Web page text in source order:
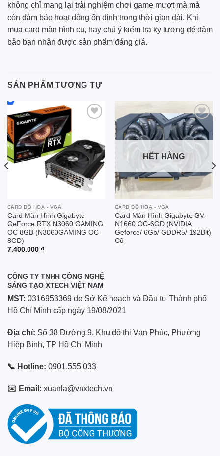
không chỉ mang lại trải nghiệm chơi game mượt mà mà
còn đảm bảo hoạt động ổn định trong thời gian dài. Khi
mua card màn hình cũ, hãy chú ý kiểm tra kỹ lưỡng để đảm
bảo bạn nhận được sản phẩm đáng giá.
SẢN PHẨM TƯƠNG TỰ
CARD ĐỒ HOẠ - VGA
Card Màn Hình Gigabyte
GeForce RTX N3060 GAMING
OC 8GB (N3060GAMING OC-
8GD)
7.400.000 ₫
Add to
wishlist
HẾT HÀNG
CARD ĐỒ HOẠ - VGA
Card Màn Hình Gigabyte GV-
N1660 OC-6GD (NVIDIA
Geforce/ 6Gb/ GDDR5/ 192Bit)
Cũ
CÔNG TY TNHH CÔNG NGHỆ
SÁNG TẠO XTECH VIỆT NAM
MST: 0316953369 do Sở Kế hoạch và Đầu tư Thành phố
Hồ Chí Minh cấp ngày 19/08/2021
Địa chỉ: Số 38 Đường 9, Khu đô thị Vạn Phúc, Phường
Hiệp Bình, TP Hồ Chí Minh
📞 Hotline: 0901.555.033
✉️ Email: xuanla@vnxtech.vn